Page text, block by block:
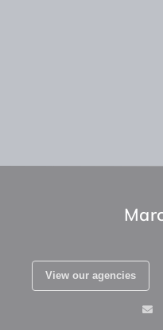
View our agencies